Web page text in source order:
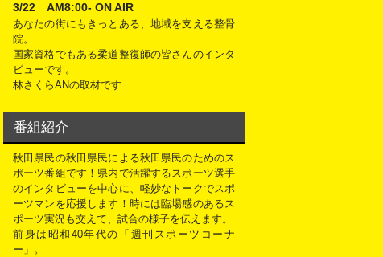
3/22 AM8:00- ON AIR
あなたの街にもきっとある、地域を支える整骨
院。
国家資格でもある柔道整復師の皆さんのインタ
ビューです。
林さくらANの取材です
番組紹介
秋田県民の秋田県民による秋田県民のためのス
ポーツ番組です！県内で活躍するスポーツ選手
のインタビューを中心に、軽妙なトークでスポ
ーツマンを応援します！時には臨場感のあるス
ポーツ実況も交えて、試合の様子を伝えます。
前身は昭和40年代の「週刊スポーツコーナ
ー」。